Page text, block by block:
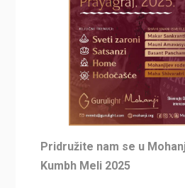
Pridružite nam se u
Kumbh Meli 2025